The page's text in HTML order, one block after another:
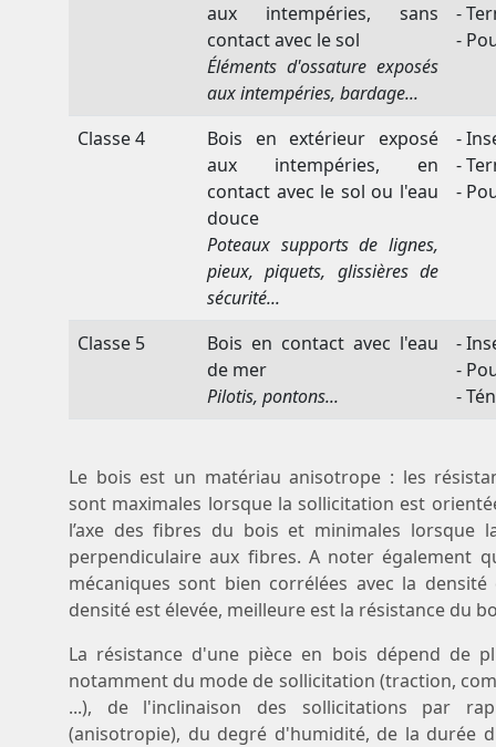
aux intempéries, sans
contact avec le sol
Éléments d'ossature exposés
aux intempéries, bardage...
-
-
Classe 4
Bois en extérieur exposé
aux intempéries, en
contact avec le sol ou l'eau
douce
Poteaux supports de lignes,
pieux, piquets, glissières de
sécurité...
-
-
-
Classe 5
Bois en contact avec l'eau
de mer
Pilotis, pontons...
-
-
-
Le bois est un matériau anisotrope : les
sont maximales lorsque la sollicitation est
l’axe des fibres du bois et minimales lorsque
perpendiculaire aux fibres. A noter également
mécaniques sont bien corrélées avec la
densité est élevée, meilleure est la résistance du
La résistance d'une pièce en bois dépend de
notamment du mode de sollicitation (traction,
...), de l'inclinaison des sollicitations par
(anisotropie), du degré d'humidité, de la durée